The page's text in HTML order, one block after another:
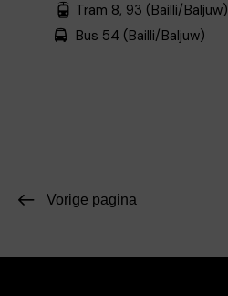
Tram 8, 93 (Bailli/Baljuw)
Bus 54 (Bailli/Baljuw)
Vorige pagina